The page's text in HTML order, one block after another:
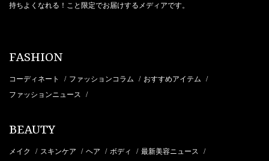
持ちよくなれる！こと限定でお届けするメディアです。
FASHION
コーディネート / ファッションコラム / おすすめアイテム /
ファッションニュース /
BEAUTY
メイク / スキンケア / ヘア / ボディ / 最新美容ニュース /